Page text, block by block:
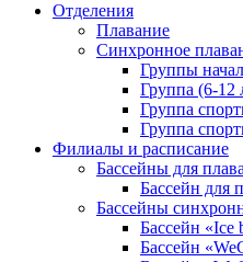
Отделения
Плавание
Синхронное
Группы
Группа (6-12
Группа
Группа
Филиалы и расписание
Бассейны для
Бассейн для
Бассейны
Бассейн «Ice
Бассейн